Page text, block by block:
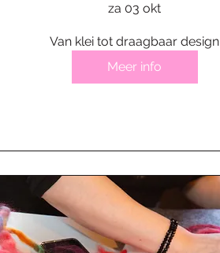
za 03 okt
Van klei tot draagbaar design
Meer info